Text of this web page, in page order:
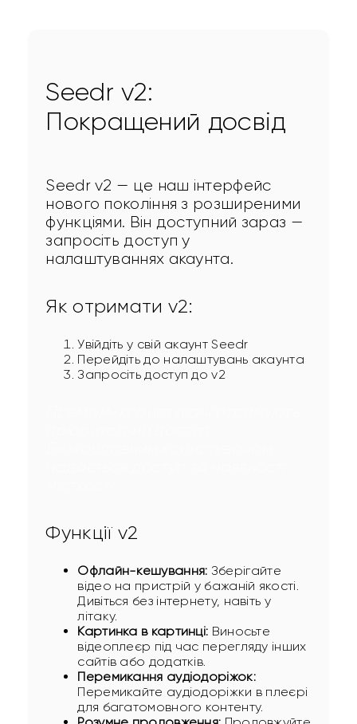
Seedr v2:
Покращений досвід
Seedr v2 — це наш інтерфейс
нового покоління з розширеними
функціями. Він доступний зараз —
запросіть доступ у
налаштуваннях акаунта.
Як отримати v2:
Увійдіть у свій акаунт Seedr
Перейдіть до налаштувань акаунта
Запросіть доступ до v2
Функції v2
Офлайн-кешування: Зберігайте
відео на пристрій у бажаній якості.
Дивіться без інтернету, навіть у
літаку.
Картинка в картинці: Виносьте
відеоплеєр під час перегляду інших
сайтів або додатків.
Перемикання аудіодоріжок:
Перемикайте аудіодоріжки в плеєрі
для багатомовного контенту.